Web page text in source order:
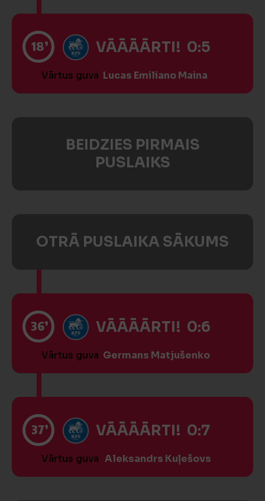
18’ VĀĀĀĀRTI! 0:5
Vārtus guva Lucas Emiliano Maina
BEIDZIES PIRMAIS
PUSLAIKS
OTRĀ PUSLAIKA SĀKUMS
36’ VĀĀĀĀRTI! 0:6
Vārtus guva Germans Matjušenko
37’ VĀĀĀĀRTI! 0:7
Vārtus guva Aleksandrs Kuļešovs